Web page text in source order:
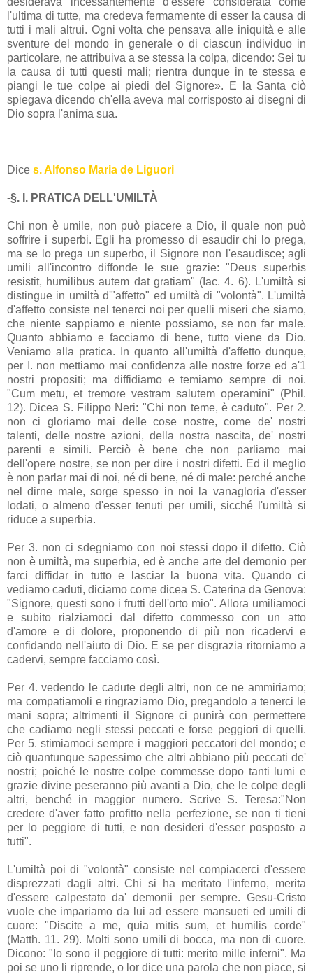
l'ultima di tutte, ma credeva fermamente di esser la causa di
tutti i mali altrui. Ogni volta che pensava alle iniquità e alle
sventure del mondo in generale o di ciascun individuo in
particolare, ne attribuiva a se stessa la colpa, dicendo: Sei tu
la causa di tutti questi mali; rientra dunque in te stessa e
piangi le tue colpe ai piedi del Signore». E la Santa ciò
spiegava dicendo ch'ella aveva mal corrisposto ai disegni di
Dio sopra l'anima sua.
Dice s. Alfonso Maria de Liguori
-§. I. PRATICA DELL'UMILTÀ
Chi non è umile, non può piacere a Dio, il quale non può
soffrire i superbi. Egli ha promesso di esaudir chi lo prega,
ma se lo prega un superbo, il Signore non l'esaudisce; agli
umili all'incontro diffonde le sue grazie: "Deus superbis
resistit, humilibus autem dat gratiam" (Iac. 4. 6). L'umiltà si
distingue in umiltà d'"affetto" ed umiltà di "volontà". L'umiltà
d'affetto consiste nel tenerci noi per quelli miseri che siamo,
che niente sappiamo e niente possiamo, se non far male.
Quanto abbiamo e facciamo di bene, tutto viene da Dio.
Veniamo alla pratica. In quanto all'umiltà d'affetto dunque,
per I. non mettiamo mai confidenza alle nostre forze ed a'1
nostri propositi; ma diffidiamo e temiamo sempre di noi.
"Cum metu, et tremore vestram salutem operamini" (Phil.
12). Dicea S. Filippo Neri: "Chi non teme, è caduto". Per 2.
non ci gloriamo mai delle cose nostre, come de' nostri
talenti, delle nostre azioni, della nostra nascita, de' nostri
parenti e simili. Perciò è bene che non parliamo mai
dell'opere nostre, se non per dire i nostri difetti. Ed il meglio
è non parlar mai di noi, né di bene, né di male: perché anche
nel dirne male, sorge spesso in noi la vanagloria d'esser
lodati, o almeno d'esser tenuti per umili, sicché l'umiltà si
riduce a superbia.
Per 3. non ci sdegniamo con noi stessi dopo il difetto. Ciò
non è umiltà, ma superbia, ed è anche arte del demonio per
farci diffidar in tutto e lasciar la buona vita. Quando ci
vediamo caduti, diciamo come dicea S. Caterina da Genova:
"Signore, questi sono i frutti dell'orto mio". Allora umiliamoci
e subito rialziamoci dal difetto commesso con un atto
d'amore e di dolore, proponendo di più non ricadervi e
confidando nell'aiuto di Dio. E se per disgrazia ritorniamo a
cadervi, sempre facciamo così.
Per 4. vedendo le cadute degli altri, non ce ne ammiriamo;
ma compatiamoli e ringraziamo Dio, pregandolo a tenerci le
mani sopra; altrimenti il Signore ci punirà con permettere
che cadiamo negli stessi peccati e forse peggiori di quelli.
Per 5. stimiamoci sempre i maggiori peccatori del mondo; e
ciò quantunque sapessimo che altri abbiano più peccati de'
nostri; poiché le nostre colpe commesse dopo tanti lumi e
grazie divine peseranno più avanti a Dio, che le colpe degli
altri, benché in maggior numero. Scrive S. Teresa:"Non
credere d'aver fatto profitto nella perfezione, se non ti tieni
per lo peggiore di tutti, e non desideri d'esser posposto a
tutti".
L'umiltà poi di "volontà" consiste nel compiacerci d'essere
disprezzati dagli altri. Chi si ha meritato l'inferno, merita
d'essere calpestato da' demonii per sempre. Gesu-Cristo
vuole che impariamo da lui ad essere mansueti ed umili di
cuore: "Discite a me, quia mitis sum, et humilis corde"
(Matth. 11. 29). Molti sono umili di bocca, ma non di cuore.
Dicono: "Io sono il peggiore di tutti: merito mille inferni". Ma
poi se uno li riprende, o lor dice una parola che non piace, si